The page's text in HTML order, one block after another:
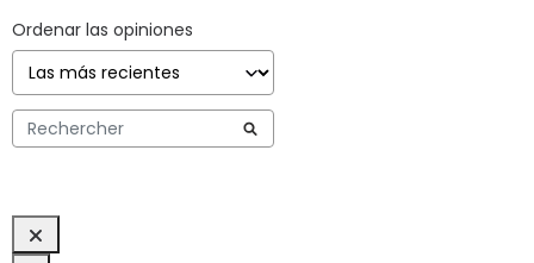
Ordenar las opiniones